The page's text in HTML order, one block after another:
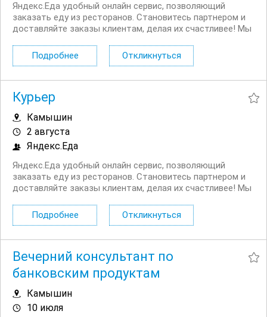
Яндекс.Еда удобный онлайн сервис, позволяющий
заказать еду из ресторанов. Становитесь партнером и
доставляйте заказы клиентам, делая их счастливее! Мы
сотрудничающей с сервисом Яндекс.Еда. Условия:
Первая выплата поступает через две недели,...
Подробнее Откликнуться
Курьер
Камышин
2 августа
Яндекс.Еда
Яндекс.Еда удобный онлайн сервис, позволяющий
заказать еду из ресторанов. Становитесь партнером и
доставляйте заказы клиентам, делая их счастливее! Мы
сотрудничающей с сервисом Яндекс.Еда. Условия:
Первая выплата поступает через две недели,...
Подробнее Откликнуться
Вечерний консультант по
банковским продуктам
Камышин
10 июля